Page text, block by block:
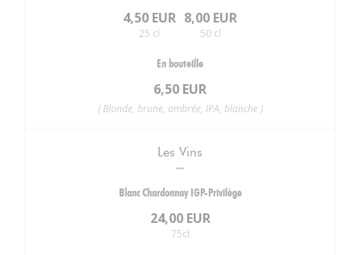
4,50 EUR
25 cl
8,00 EUR
50 cl
En bouteille
6,50 EUR
( Blonde, brune, ambrée, IPA, blanche )
Les Vins
Blanc Chardonnay IGP-Privilège
24,00 EUR
75cl